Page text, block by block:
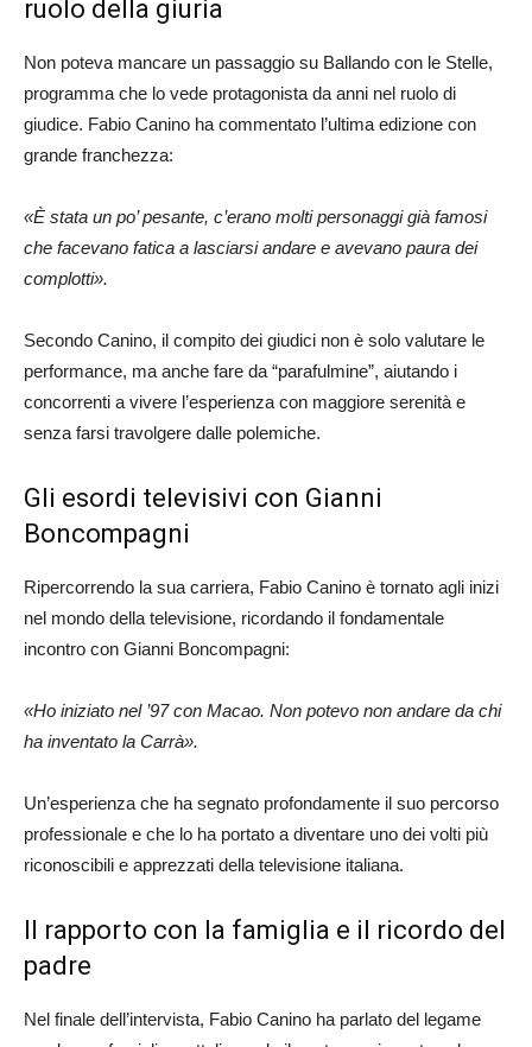
ruolo della giuria
Non poteva mancare un passaggio su Ballando con le Stelle,
programma che lo vede protagonista da anni nel ruolo di
giudice. Fabio Canino ha commentato l’ultima edizione con
grande franchezza:
«È stata un po’ pesante, c’erano molti personaggi già famosi
che facevano fatica a lasciarsi andare e avevano paura dei
complotti».
Secondo Canino, il compito dei giudici non è solo valutare le
performance, ma anche fare da “parafulmine”, aiutando i
concorrenti a vivere l’esperienza con maggiore serenità e
senza farsi travolgere dalle polemiche.
Gli esordi televisivi con Gianni
Boncompagni
Ripercorrendo la sua carriera, Fabio Canino è tornato agli inizi
nel mondo della televisione, ricordando il fondamentale
incontro con Gianni Boncompagni:
«Ho iniziato nel ’97 con Macao. Non potevo non andare da chi
ha inventato la Carrà».
Un’esperienza che ha segnato profondamente il suo percorso
professionale e che lo ha portato a diventare uno dei volti più
riconoscibili e apprezzati della televisione italiana.
Il rapporto con la famiglia e il ricordo del
padre
Nel finale dell’intervista, Fabio Canino ha parlato del legame